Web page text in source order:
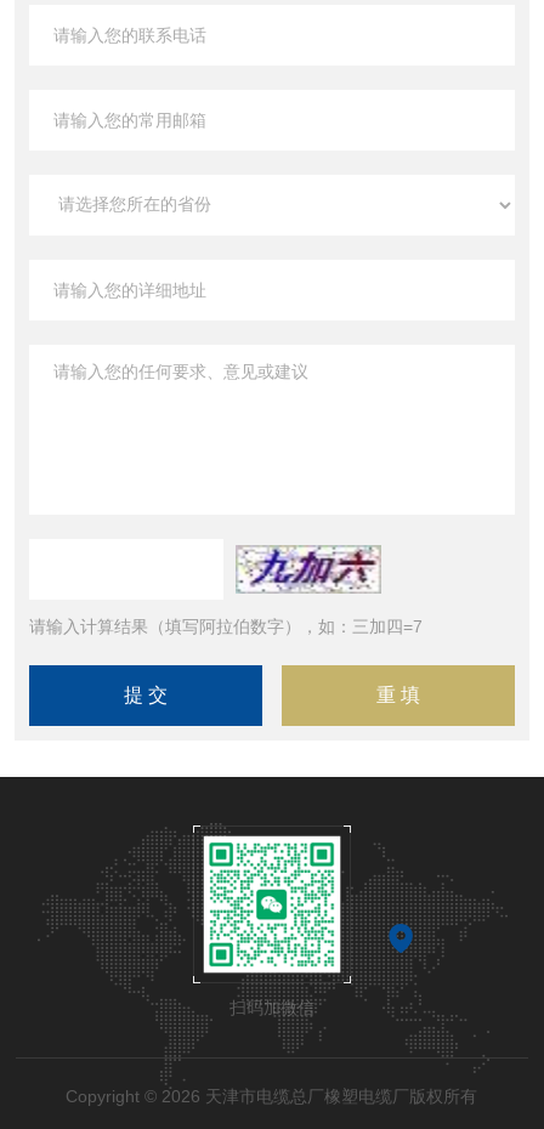
请输入计算结果（填写阿拉伯数字），如：三加四=7
扫码加微信
Copyright © 2026 天津市电缆总厂橡塑电缆厂版权所有